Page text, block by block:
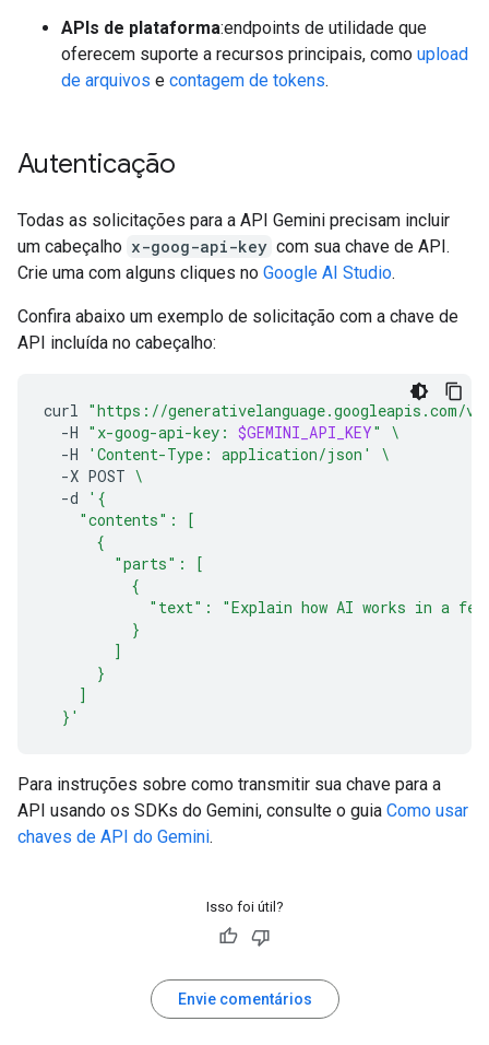
APIs de plataforma:endpoints de utilidade que
oferecem suporte a recursos principais, como upload
de arquivos e contagem de tokens.
Autenticação
Todas as solicitações para a API Gemini precisam incluir
um cabeçalho x-goog-api-key com sua chave de API.
Crie uma com alguns cliques no Google AI Studio.
Confira abaixo um exemplo de solicitação com a chave de
API incluída no cabeçalho:
curl "https://generativelanguage.googleapis.com/
-H "x-goog-api-key: $GEMINI_API_KEY"
\
-H
'Content-Type: application/json'
\
-X POST \
-d
'{
    "contents": [
      {
        "parts": [
          {
"text": "Explain how AI works in a
          }
        ]
      }
    ]
  }'
Para instruções sobre como transmitir sua chave para a
API usando os SDKs do Gemini, consulte o guia Como usar
chaves de API do Gemini.
Isso foi útil?
Envie comentários